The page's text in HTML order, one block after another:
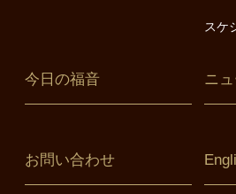
スケ
今日の福音 ニ
お問い合わせ